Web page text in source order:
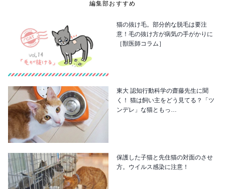
編集部おすすめ
猫の抜け毛。部分的な脱毛は要注
意！毛の抜け方が病気の手がかりに
［獣医師コラム］
東大 認知行動科学の齋藤先生に聞
く！ 猫は飼い主をどう見てる？「ツ
ンデレ」な猫ともっ…
保護した子猫と先住猫の対面のさせ
方。ウイルス感染に注意！